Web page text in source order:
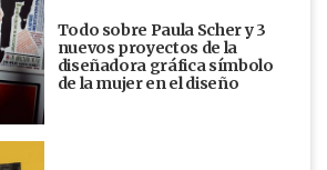
Todo sobre Paula Scher y 3
nuevos proyectos de la
diseñadora gráfica símbolo
de la mujer en el diseño